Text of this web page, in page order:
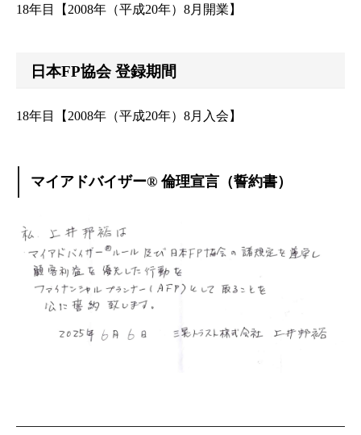
18年目【2008年（平成20年）8月開業】
日本FP協会 登録期間
18年目【2008年（平成20年）8月入会】
マイアドバイザー® 倫理宣言（誓約書）